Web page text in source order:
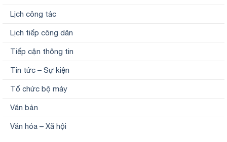
Lịch công tác
Lịch tiếp công dân
Tiếp cận thông tin
Tin tức – Sự kiện
Tổ chức bộ máy
Văn bản
Văn hóa – Xã hội